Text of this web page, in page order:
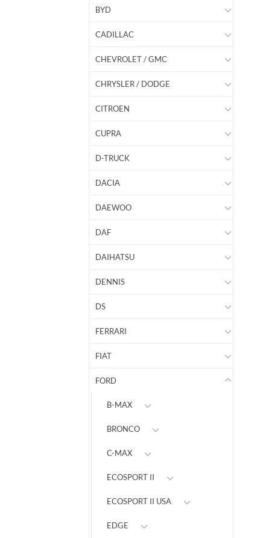
BYD
CADILLAC
CHEVROLET / GMC
CHRYSLER / DODGE
CITROEN
CUPRA
D-TRUCK
DACIA
DAEWOO
DAF
DAIHATSU
DENNIS
DS
FERRARI
FIAT
FORD
B-MAX
BRONCO
C-MAX
ECOSPORT II
ECOSPORT II USA
EDGE